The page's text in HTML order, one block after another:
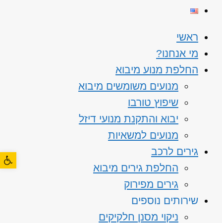
ראשי
מי אנחנו?
החלפת מנוע מיבוא
מנועים משומשים מיבוא
שיפוץ טורבו
יבוא והתקנת מנועי דיזל
מנועים למשאיות
גירים לרכב
החלפת גירים מיבוא
גירים מפירוק
שירותים נוספים
ניקוי מסנן חלקיקים
פתח